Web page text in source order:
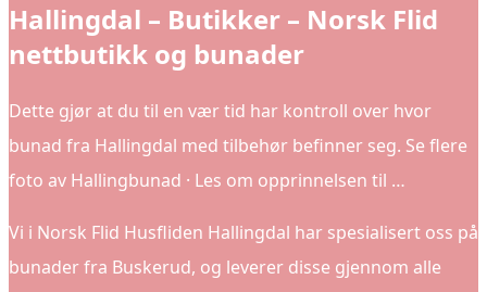
Hallingdal – Butikker – Norsk Flid
nettbutikk og bunader
Dette gjør at du til en vær tid har kontroll over hvor
bunad fra Hallingdal med tilbehør befinner seg. Se flere
foto av Hallingbunad · Les om opprinnelsen til …
Vi i Norsk Flid Husfliden Hallingdal har spesialisert oss på
bunader fra Buskerud, og leverer disse gjennom alle